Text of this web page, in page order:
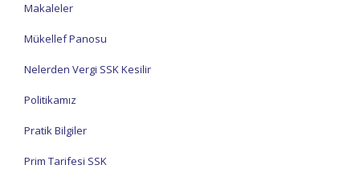
Makaleler
Mükellef Panosu
Nelerden Vergi SSK Kesilir
Politikamız
Pratik Bilgiler
Prim Tarifesi SSK